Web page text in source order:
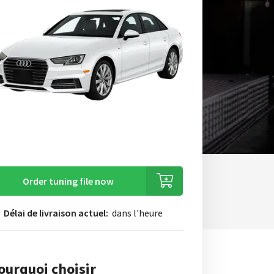
Order tuning file now
Délai de livraison actuel: dans l'heure
choisir